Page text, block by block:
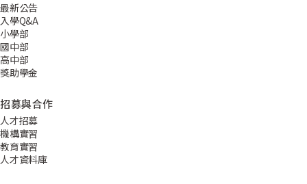
最新公告
入學Q&A
小學部
國中部
高中部
獎助學金
招募與合作
人才招募
機構實習
教育實習
人才資料庫